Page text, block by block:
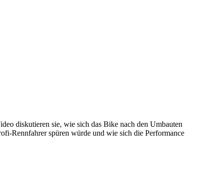
diskutieren sie, wie sich das Bike nach den Umbauten
Rennfahrer spüren würde und wie sich die Performance